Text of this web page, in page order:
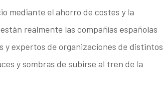
mediante el ahorro de costes y la
realmente las compañías españolas
y expertos de organizaciones de distintos
y sombras de subirse al tren de la